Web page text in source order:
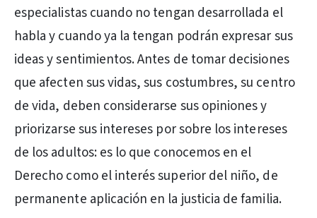
especialistas cuando no tengan desarrollada el
habla y cuando ya la tengan podrán expresar sus
ideas y sentimientos. Antes de tomar decisiones
que afecten sus vidas, sus costumbres, su centro
de vida, deben considerarse sus opiniones y
priorizarse sus intereses por sobre los intereses
de los adultos: es lo que conocemos en el
Derecho como el interés superior del niño, de
permanente aplicación en la justicia de familia.